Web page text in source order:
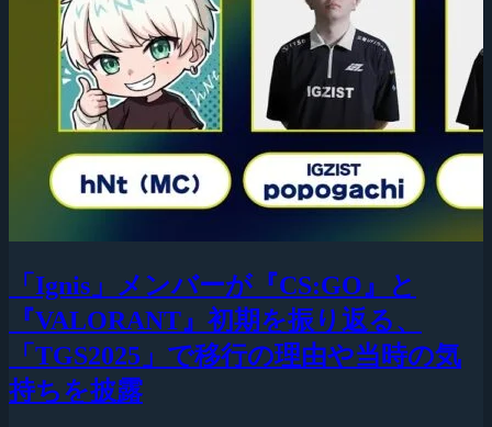
「Ignis」メンバーが『CS:GO』と
『VALORANT』初期を振り返る、
「TGS2025」で移行の理由や当時の気
持ちを披露